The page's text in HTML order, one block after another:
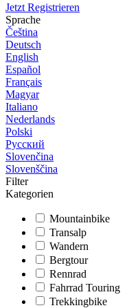
Jetzt Registrieren
Sprache
Čeština
Deutsch
English
Español
Français
Magyar
Italiano
Nederlands
Polski
Русский
Slovenčina
Slovenščina
Filter
Kategorien
Mountainbike
Transalp
Wandern
Bergtour
Rennrad
Fahrrad Touring
Trekkingbike